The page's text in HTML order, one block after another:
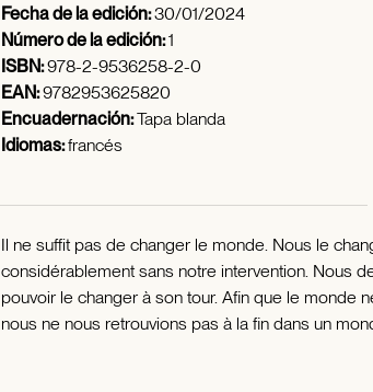
Fecha de la edición:30/01/2024
Número de la edición:1
ISBN:978-2-9536258-2-0
EAN:9782953625820
Encuadernación:Tapa blanda
Idiomas:francés
Il ne suffit pas de changer le monde. Nous le
considérablement sans notre intervention. Nous
pouvoir le changer à son tour. Afin que le monde
nous ne nous retrouvions pas à la fin dans un